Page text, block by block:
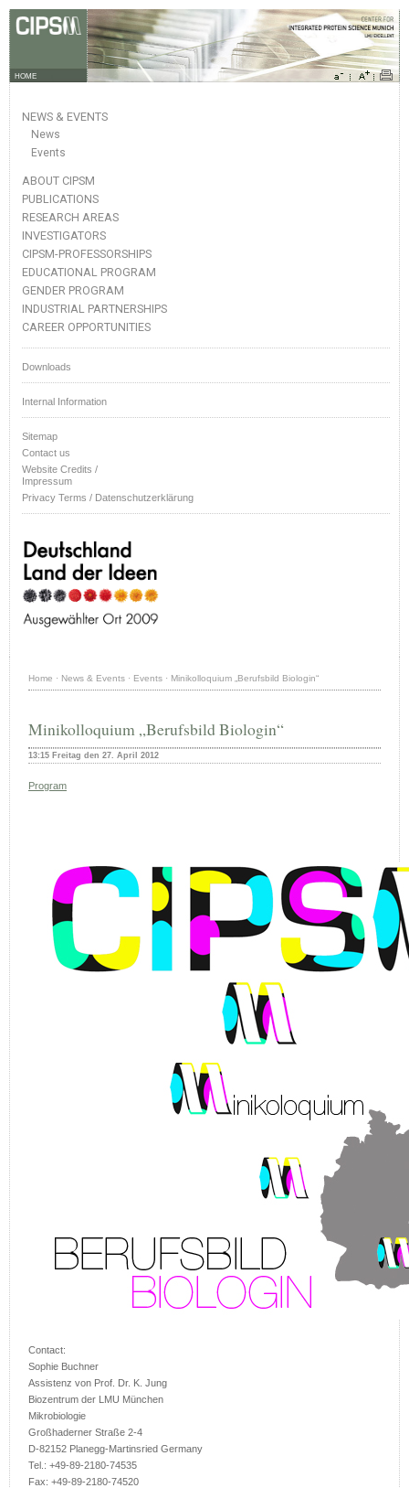
HOME
NEWS & EVENTS
News
Events
ABOUT CIPSM
PUBLICATIONS
RESEARCH AREAS
INVESTIGATORS
CIPSM-PROFESSORSHIPS
EDUCATIONAL PROGRAM
GENDER PROGRAM
INDUSTRIAL PARTNERSHIPS
CAREER OPPORTUNITIES
Downloads
Internal Information
Sitemap
Contact us
Website Credits /
Impressum
Privacy Terms / Datenschutzerklärung
Home · News & Events · Events · Minikolloquium „Berufsbild Biologin“
Minikolloquium „Berufsbild Biologin“
13:15 Freitag den 27. April 2012
Program
Contact:
Sophie Buchner
Assistenz von Prof. Dr. K. Jung
Biozentrum der LMU München
Mikrobiologie
Großhaderner Straße 2-4
D-82152 Planegg-Martinsried Germany
Tel.: +49-89-2180-74535
Fax: +49-89-2180-74520